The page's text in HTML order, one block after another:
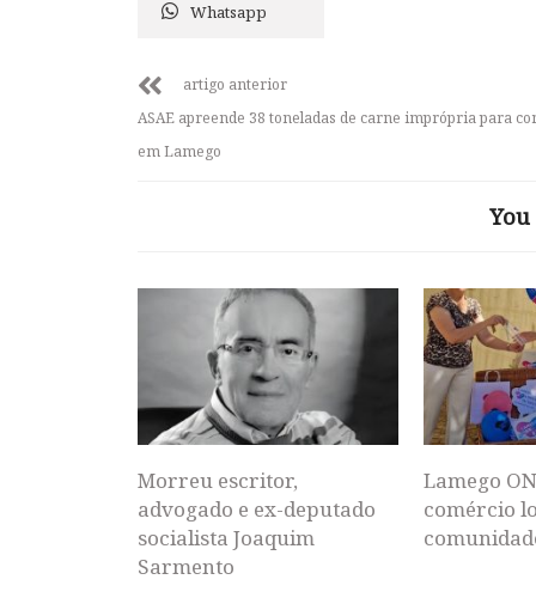
Whatsapp
artigo anterior
ASAE apreende 38 toneladas de carne imprópria para
em Lamego
Morreu escritor,
advogado e ex-deputado
socialista Joaquim
Sarmento
Lamego
comércio